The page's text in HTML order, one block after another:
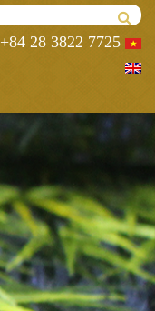
+84 28 3822 7725